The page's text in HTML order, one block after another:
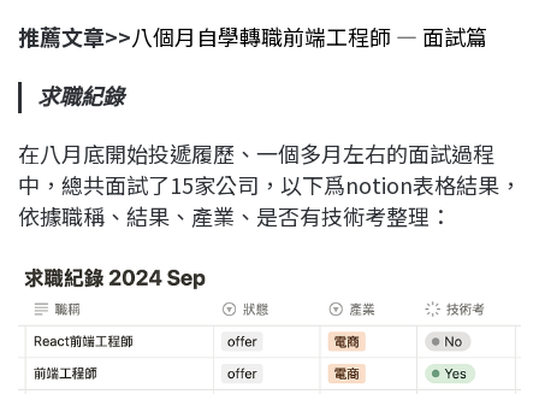
推薦文章>>八個月自學轉職前端工程師 — 面試篇
求職紀錄
在八月底開始投遞履歷、一個多月左右的面試過程
中，總共面試了15家公司，以下爲notion表格結果，
依據職稱、結果、產業、是否有技術考整理：